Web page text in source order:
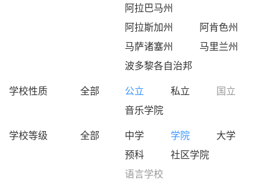
阿拉巴马州
阿拉斯加州
阿肯色州
马萨诸塞州
马里兰州
波多黎各自治邦
学校性质
全部 公立 私立
国立
音乐学院
学校等级
全部 中学 学院
大学
预科
社区学院
语言学校